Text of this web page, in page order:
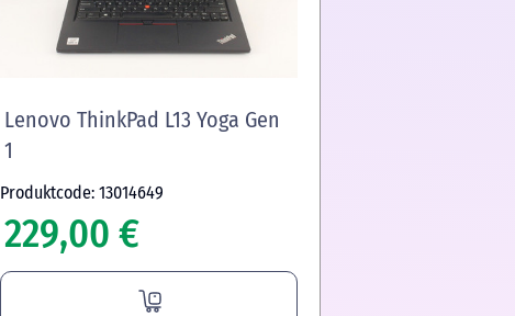
Lenovo ThinkPad L13 Yoga Gen
1
Produktcode: 13014649
229,00 €